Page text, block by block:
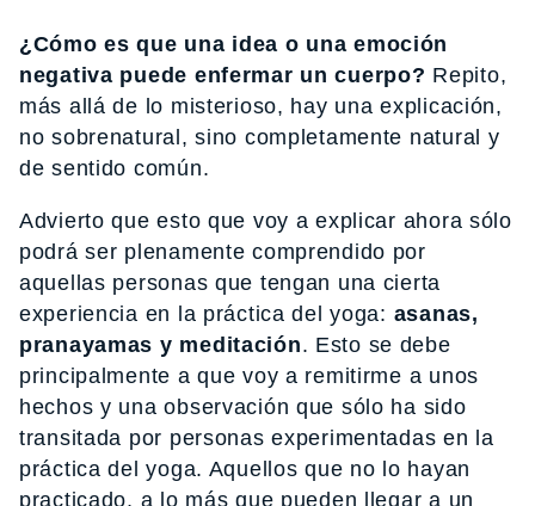
¿Cómo es que una idea o una emoción
negativa puede enfermar un cuerpo? Repito,
más allá de lo misterioso, hay una explicación,
no sobrenatural, sino completamente natural y
de sentido común.
Advierto que esto que voy a explicar ahora sólo
podrá ser plenamente comprendido por
aquellas personas que tengan una cierta
experiencia en la práctica del yoga: asanas,
pranayamas y meditación. Esto se debe
principalmente a que voy a remitirme a unos
hechos y una observación que sólo ha sido
transitada por personas experimentadas en la
práctica del yoga. Aquellos que no lo hayan
practicado, a lo más que pueden llegar a un